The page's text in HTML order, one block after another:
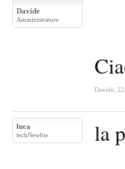
Davide
Amministratore
Davide
luca
techNewbie la